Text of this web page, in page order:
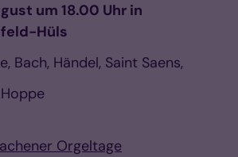
um 18.00 Uhr in
Hüls
Bach, Händel, Saint Saens,
Orgeltage